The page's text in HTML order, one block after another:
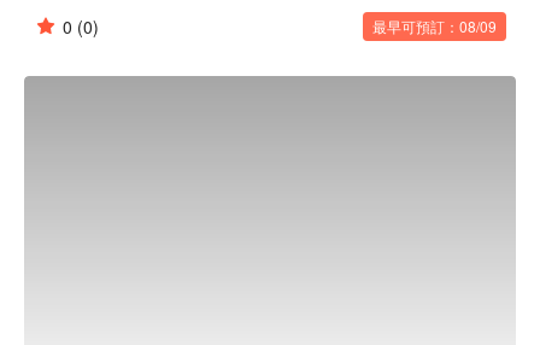
0 (0) 最早可預訂：08/09